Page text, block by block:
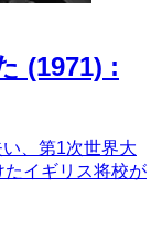
(1971) :
、第1次世界大
イギリス将校が